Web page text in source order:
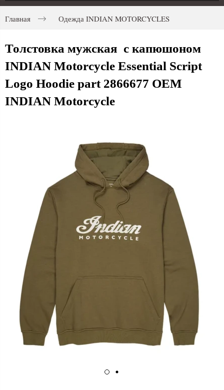
Главная Одежда INDIAN MOTORCYCLES
Толстовка мужская с капюшоном
INDIAN Motorcycle Essential Script
Logo Hoodie part 2866677 OEM
INDIAN Motorcycle